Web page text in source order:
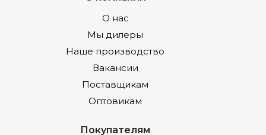
О нас
Мы дилеры
Наше производство
Вакансии
Поставщикам
Оптовикам
Покупателям